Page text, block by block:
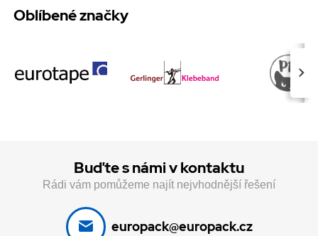
Oblíbené značky
Buďte s námi v kontaktu
Rádi vám pomůžeme najít nejvhodnější řešení
europack@europack.cz